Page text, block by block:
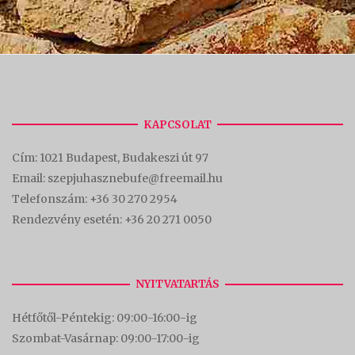
KAPCSOLAT
Cím: 1021 Budapest, Budakeszi út 97
Email: szepjuhasznebufe@freemail.hu
Telefonszám: +36 30 270 2954
Rendezvény esetén: +36 20 271 0050
NYITVATARTÁS
Hétfőtől-Péntekig: 09:00-16:00-ig
Szombat-Vasárnap: 09:00-17:00-ig